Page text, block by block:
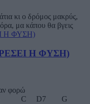
δρόμος μακρύς,
κάπου θα βγεις
Η ΦΥΣΗ)
μου σαν φορώ
C D7 G